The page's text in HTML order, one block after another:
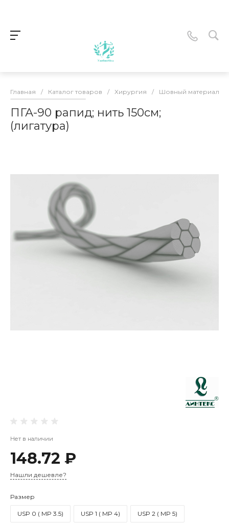
Главная / Каталог товаров / Хирургия / Шовный материал
ПГА-90 рапид; нить 150см;
(лигатура)
Нет в наличии
148.72 ₽
Нашли дешевле?
Размер
USP 0 ( MP 3.5) USP 1 ( MP 4) USP 2 ( MP 5)